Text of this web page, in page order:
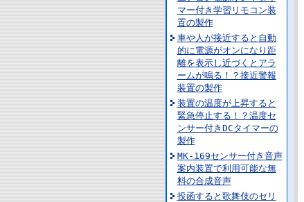
マー付き学習リモコン装
置の製作
車や人が接近すると自動
的に電源がオンになり距
離を表示し近づくとアラ
ームが鳴る！？接近警報
装置の製作
装置の温度が上昇すると
緊急停止する！？温度セ
ンサー付きDCタイマーの
製作
MK-169センサー付き音声
案内装置で利用可能な無
料の合成音声
投函すると歌舞伎のセリ